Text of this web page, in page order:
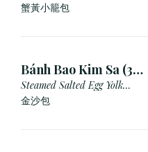
蟹黃小籠包
Bánh Bao Kim Sa (3
Cái)
Steamed Salted Egg Yolk
Custard Bun
金沙包